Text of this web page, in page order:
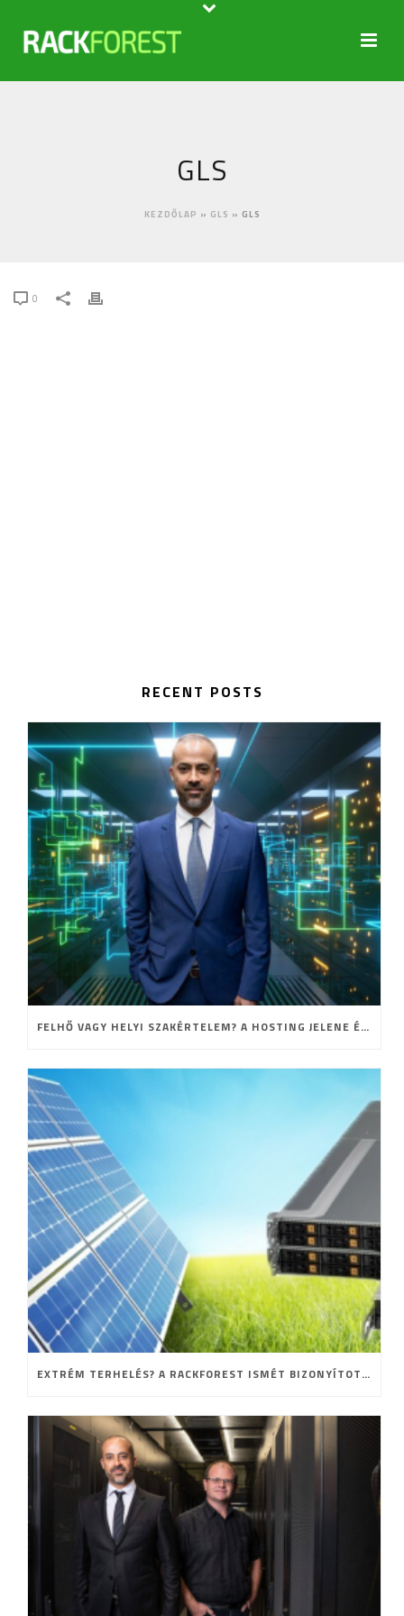
GLS
KEZDŐLAP » GLS » GLS
0
RECENT POSTS
FELHŐ VAGY HELYI SZAKÉRTELEM? A HOSTING JELENE ÉS JÖVŐJE
EXTRÉM TERHELÉS? A RACKFOREST ISMÉT BIZONYÍTOTT!